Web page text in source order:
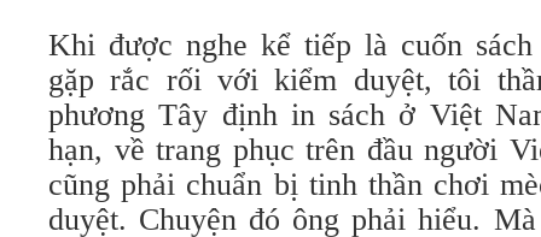
Khi được nghe kể tiếp là cuốn sách
gặp rắc rối với kiểm duyệt, tôi
phương Tây định in sách ở Việt
hạn, về trang phục trên đầu người
cũng phải chuẩn bị tinh thần chơi
duyệt. Chuyện đó ông phải hiểu.